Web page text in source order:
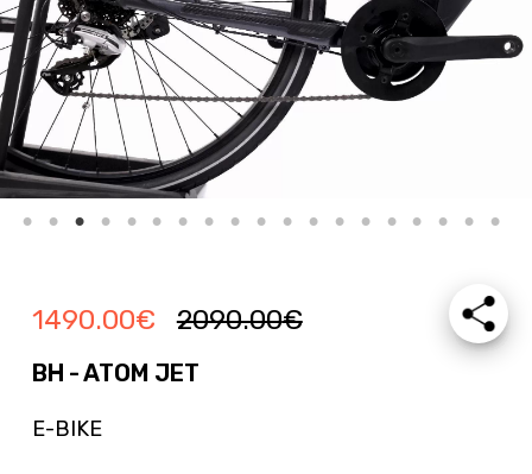
1490.00€ 2090.00€
BH - ATOM JET
E-BIKE